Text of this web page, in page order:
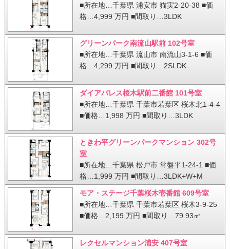
■所在地…千葉県 浦安市 猫実2-20-38 ■価
格…4,999 万円 ■間取り…3LDK
グリーンパーク南流山駅前 102号室
■所在地…千葉県 流山市 南流山3-1-6 ■価
格…4,299 万円 ■間取り…2SLDK
ダイアパレス桜木駅前二番館 101号室
■所在地…千葉県 千葉市若葉区 桜木北1-4-4
■価格…1,998 万円 ■間取り…3LDK
ときわ平グリーンパークマンション 302号
室
■所在地…千葉県 松戸市 常盤平1-24-1 ■価
格…1,999 万円 ■間取り…3LDK+W+M
モア・ステージ千葉桜木壱番館 609号室
■所在地…千葉県 千葉市若葉区 桜木3-9-25
■価格…2,199 万円 ■間取り…79.93㎡
レクセルマンション浦安 407号室